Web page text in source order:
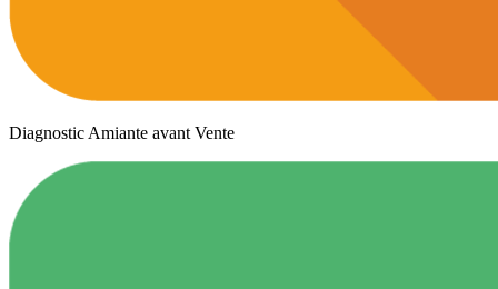
Diagnostic Amiante avant Vente